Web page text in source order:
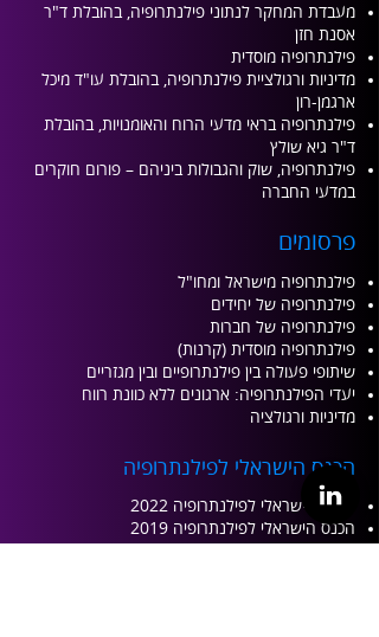
מעבדת המחקר לנתוני פילנתרופיה,בהובלת ד"ר
אסנת חזן
פילנתרופיה מוסדית
מדיניות ורגולציית פילנתרופיה, בהובלת עו"ד מיכל
ארגמן-רון
פילנתרופיה בראי מדעי הרוח והאומנויות, בהובלת
ד"ר גיא שולץ
פילנתרופיה, שוק והגבולות ביניהם – פורום חוקרים
במדעי החברה
פרסומים
פילנתרופיה מישראל ומחו"ל
פילנתרופיה של יחידים
פילנתרופיה של חברות
פילנתרופיה מוסדית (קרנות)
שיתופי פעולה בין פילנתרופיים ובין מגזריים
יעדי הפילנתרופיה: ארגונים ללא כוונת רווח
מדיניות ורגולציה
הכנס הישראלי לפילנתרופיה
הכנס הישראלי לפילנתרופיה 2022
הכנס הישראלי לפילנתרופיה 2019